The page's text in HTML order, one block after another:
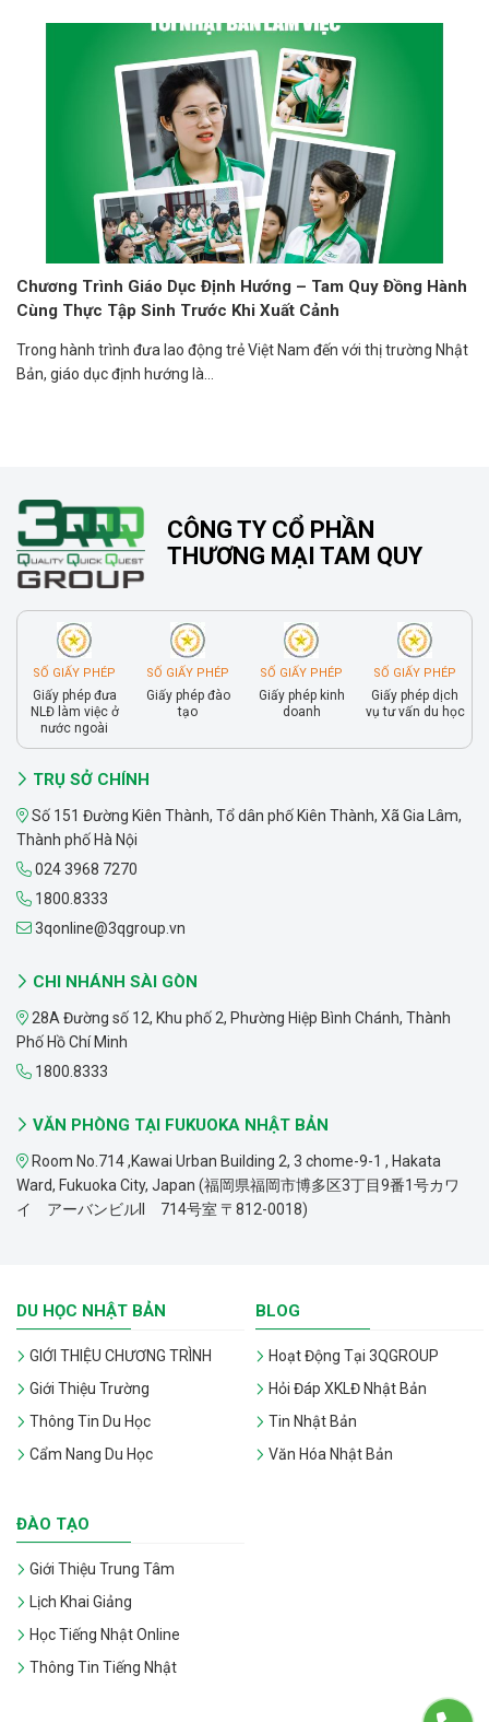
Chương Trình Giáo Dục Định Hướng – Tam Quy Đồng Hành
Cùng Thực Tập Sinh Trước Khi Xuất Cảnh
Trong hành trình đưa lao động trẻ Việt Nam đến với thị trường Nhật
Bản, giáo dục định hướng là...
CÔNG TY CỔ PHẦN
THƯƠNG MẠI TAM QUY
SỐ GIẤY PHÉP
Giấy phép đưa
NLĐ làm việc ở
nước ngoài
SỐ GIẤY PHÉP
Giấy phép đào
tạo
SỐ GIẤY PHÉP
Giấy phép kinh
doanh
SỐ GIẤY PHÉP
Giấy phép dịch
vụ tư vấn du học
TRỤ SỞ CHÍNH
Số 151 Đường Kiên Thành, Tổ dân phố Kiên Thành, Xã Gia Lâm,
Thành phố Hà Nội
024 3968 7270
1800.8333
3qonline@3qgroup.vn
CHI NHÁNH SÀI GÒN
28A Đường số 12, Khu phố 2, Phường Hiệp Bình Chánh, Thành
Phố Hồ Chí Minh
1800.8333
VĂN PHÒNG TẠI FUKUOKA NHẬT BẢN
Room No.714 ,Kawai Urban Building 2, 3 chome-9-1 , Hakata
Ward, Fukuoka City, Japan (福岡県福岡市博多区3丁目9番1号カワ
イ アーバンビルII 714号室 〒812-0018)
DU HỌC NHẬT BẢN
GIỚI THIỆU CHƯƠNG TRÌNH
Giới Thiệu Trường
Thông Tin Du Học
Cẩm Nang Du Học
BLOG
Hoạt Động Tại 3QGROUP
Hỏi Đáp XKLĐ Nhật Bản
Tin Nhật Bản
Văn Hóa Nhật Bản
ĐÀO TẠO
Giới Thiệu Trung Tâm
Lịch Khai Giảng
Học Tiếng Nhật Online
Thông Tin Tiếng Nhật